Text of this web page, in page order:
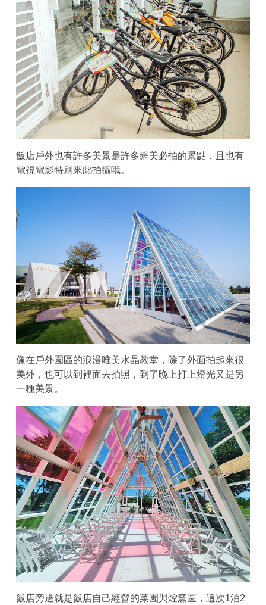
飯店戶外也有許多美景是許多網美必拍的景點，且也有
電視電影特別來此拍攝哦。
像在戶外園區的浪漫唯美水晶教堂，除了外面拍起來很
美外，也可以到裡面去拍照，到了晚上打上燈光又是另
一種美景。
飯店旁邊就是飯店自己經營的菜園與焢窯區，這次1泊2